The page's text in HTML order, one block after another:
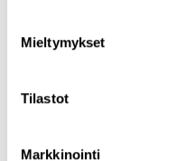
Mieltymykset
Tilastot
Markkinointi